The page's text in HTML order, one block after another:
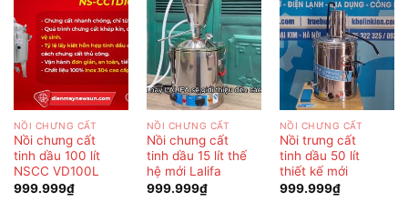
NỒI CHƯNG CẤT
Nồi chưng cất
tinh dầu 100 lít
NSCC VD100L
999.999₫
NỒI CHƯNG CẤT
Nồi chưng cất
tinh dầu 15 lít thế
hệ mới Lalifa
999.999₫
NỒI CHƯNG CẤT
Nồi trưng cất
tinh dầu 50 lít
thiết kế mới
999.999₫